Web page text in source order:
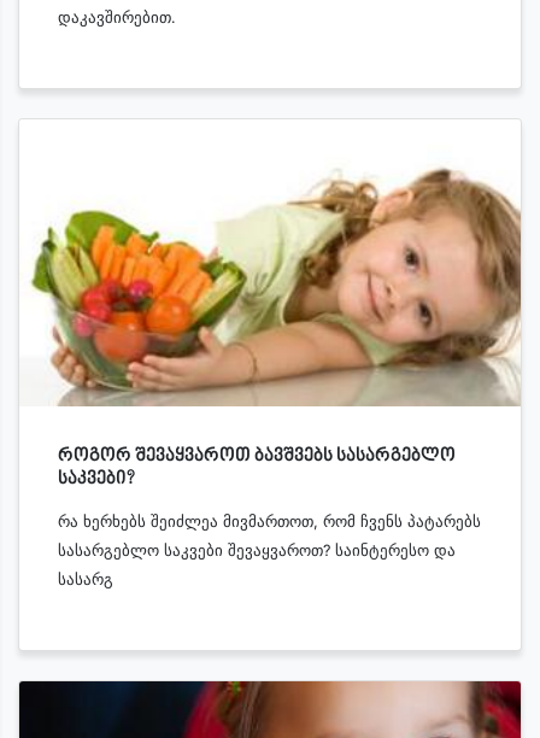
დაკავშირებით.
როგორ შევაყვაროთ ბავშვებს სასარგებლო
საკვები?
რა ხერხებს შეიძლეა მივმართოთ, რომ ჩვენს პატარებს
სასარგებლო საკვები შევაყვაროთ? საინტერესო და
სასარგ